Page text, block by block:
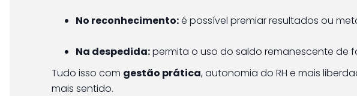
No reconhecimento:é possível premiar resultados ou
Na despedida:permita o uso do saldo remanescente de
Tudo isso com gestão prática, autonomia do RH e mais
mais sentido.